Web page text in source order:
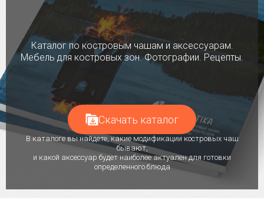
Каталог по костровым чашам и аксессуарам.
Мебель для костровых зон. Фотографии. Рецепты.
Скачать каталог
В каталоге вы найдете, какие модификации костровых чаш
бывают,
и какой аксессуар будет наиболее актуален для готовки
определенного блюда